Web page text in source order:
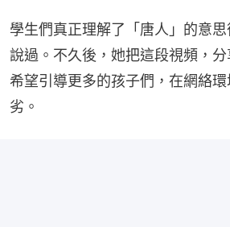
學生們真正理解了「唐人」的意
說過。不久後，她把這段視頻，分
希望引導更多的孩子們，在網絡
劣。